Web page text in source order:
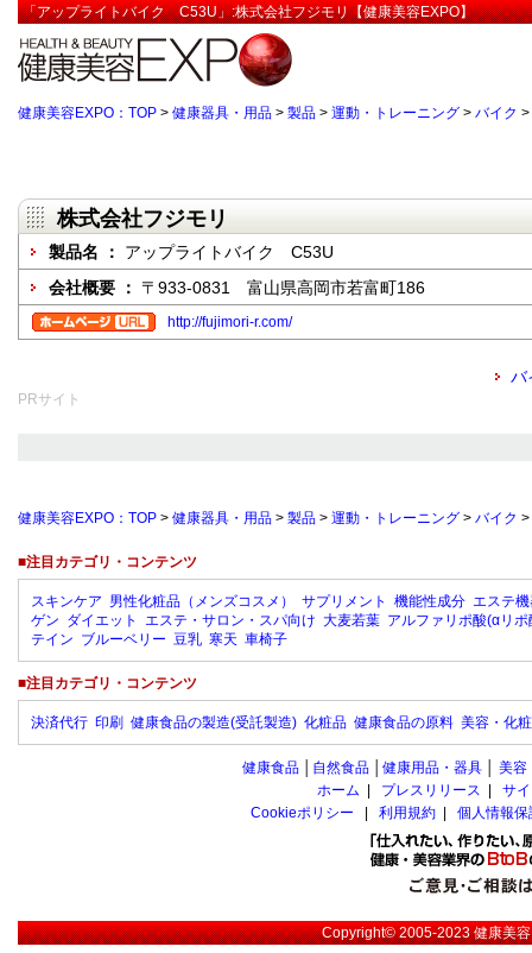
「アップライトバイク C53U」:株式会社フジモリ【健康美容EXPO】
健康美容EXPO：TOP > 健康器具・用品 > 製品 > 運動・トレーニング > バイク >
株式会社フジモリ
製品名 ： アップライトバイク C53U
会社概要 ： 〒933-0831 富山県高岡市若富町186
http://fujimori-r.com/
バ
PRサイト
健康美容EXPO：TOP > 健康器具・用品 > 製品 > 運動・トレーニング > バイク >
■注目カテゴリ・コンテンツ
スキンケア 男性化粧品（メンズコスメ） サプリメント 機能性成分 エステ
ゲン ダイエット エステ・サロン・スパ向け 大麦若葉 アルファリポ酸(αリポ
テイン ブルーベリー 豆乳 寒天 車椅子
■注目カテゴリ・コンテンツ
決済代行 印刷 健康食品の製造(受託製造) 化粧品 健康食品の原料 美容・化
健康食品 自然食品 健康用品・器具 美容
ホーム
プレスリリース
サ
Cookieポリシー
利用規約 個人情報
Copyright© 2005-2023健康美